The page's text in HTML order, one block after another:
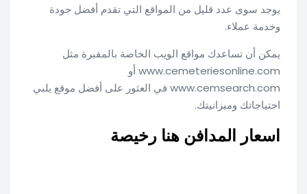
يوجد سوى عدد قليل من المواقع التي تقدم أفضل جودة
وخدمة عملاء.
يمكن أن تساعدك مواقع الويب الخاصة بالمقبرة مثل
www.cemeteriesonline.com أو
www.cemsearch.com في العثور على أفضل موقع يلبي
احتياجاتك وميزانيتك.
اسعار المدافن هنا رخيصة